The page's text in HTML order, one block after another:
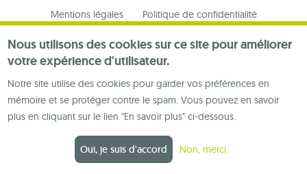
Nous utilisons des cookies sur ce site pour améliorer
votre expérience d'utilisateur.
Notre site utilise des cookies pour garder vos préférences en
mémoire et se protéger contre le spam. Vous pouvez en savoir
plus en cliquant sur le lien "En savoir plus" ci-dessous.
Oui, je suis d'accord Non, merci.
Footer
menu
Mentions légales Politique de confidentialité
Nous contacter